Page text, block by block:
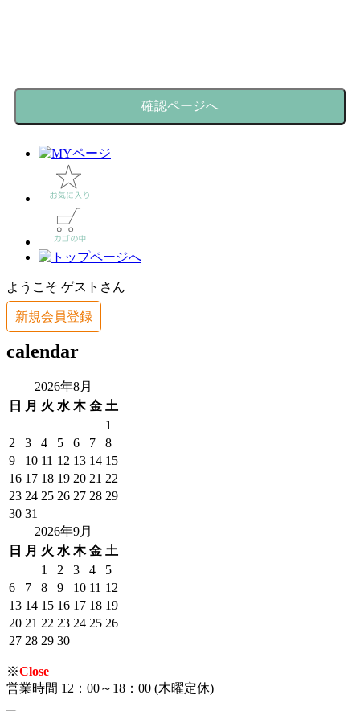
ようこそ ゲストさん
新規会員登録
calendar
2026年8月
日
月 火 水 木 金 土
1
2
3 4 5 6 7
8
9
10 11 12 13 14 15
16 17 18 19 20 21 22
23 24 25 26 27 28 29
30 31
2026年9月
日
月 火 水 木 金 土
1
2 3 4
5
6
7 8 9 10 11 12
13 14 15 16 17 18 19
20 21 22 23 24 25 26
27 28 29 30
※Close
営業時間 12：00～18：00 (木曜定休)